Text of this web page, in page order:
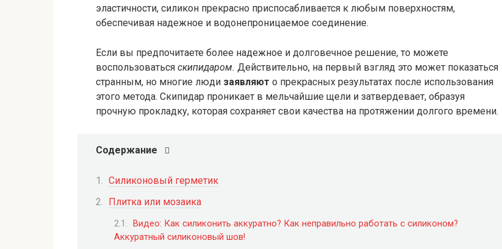
эластичности, силикон прекрасно приспосабливается к любым поверхностям,
обеспечивая надежное и водонепроницаемое соединение.
Если вы предпочитаете более надежное и долговечное решение, то можете
воспользоваться скипидаром. Действительно, на первый взгляд это может показаться
странным, но многие люди заявляют о прекрасных результатах после использования
этого метода. Скипидар проникает в мельчайшие щели и затвердевает, образуя
прочную прокладку, которая сохраняет свои качества на протяжении долгого времени.
Содержание
Силиконовый герметик
Плитка или мозаика
Видео: Как силиконить аккуратно? Как неправильно работать с силиконом?
Аккуратный силиконовый шов!